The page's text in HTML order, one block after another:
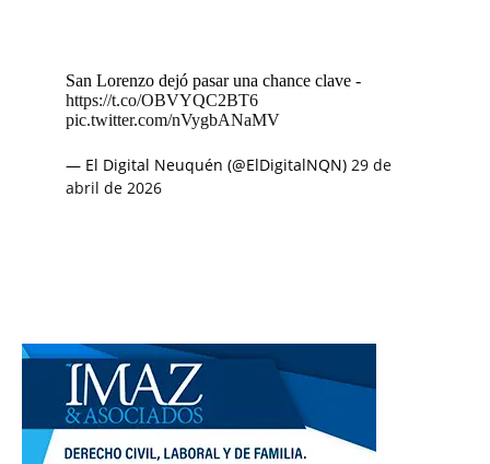
San Lorenzo dejó pasar una chance clave -
https://t.co/OBVYQC2BT6
pic.twitter.com/nVygbANaMV
— El Digital Neuquén (@ElDigitalNQN) 29 de
abril de 2026